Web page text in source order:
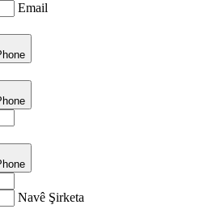
Email
Navê Şirketa